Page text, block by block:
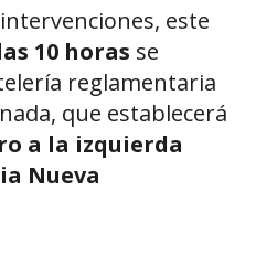
este
10 horas se
reglamentaria
que establecerá
a la izquierda
Nueva